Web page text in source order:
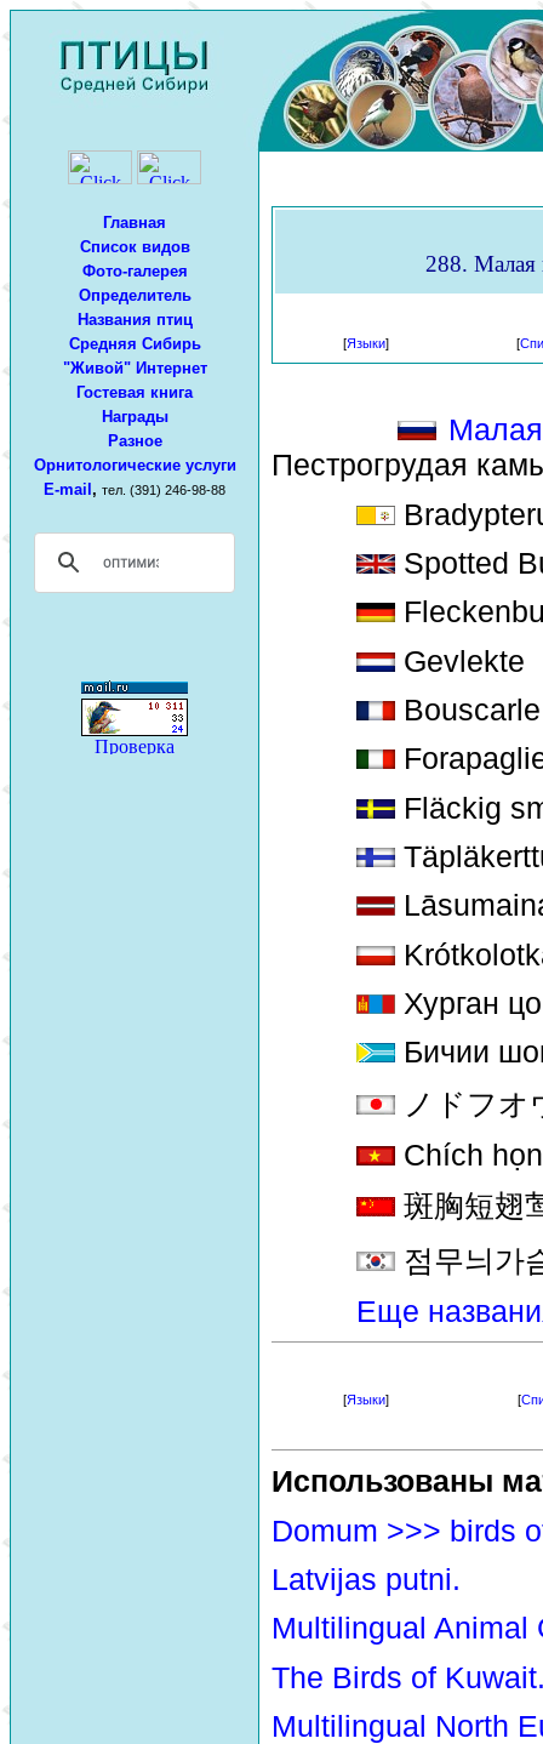
Главная
Список видов
Фото-галерея
Определитель
Названия птиц
Средняя Сибирь
"Живой" Интернет
Гостевая книга
Награды
Разное
Орнитологические услуги
E-mail , тел. (391) 246-98-88
288. Малая
[Языки] [
Малая
Пестрогрудая
Spotted
Gevlekte
Fläckig
Хурган
Бичии
ノドフ
Chích
斑胸短翅
점무늬가
Еще
[Языки] [
Использованы
Domum >>> birds
Latvijas putni.
Multilingual Animal
The Birds of
Multilingual North